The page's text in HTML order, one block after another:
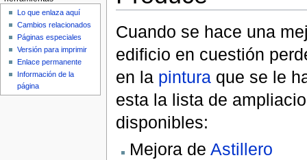
Cuando se hace una
edificio en cuestión
en la pinturaque se le
esta la lista de
disponibles:
Mejora de Astillero
Lo que enlaza aquí
Cambios relacionados
Páginas especiales
Versión para imprimir
Enlace permanente
Información de la
página